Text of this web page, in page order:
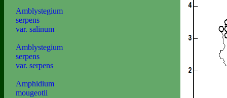
Amblystegium
serpens
var. salinum
Amblystegium
serpens
var. serpens
Amphidium
mougeotii